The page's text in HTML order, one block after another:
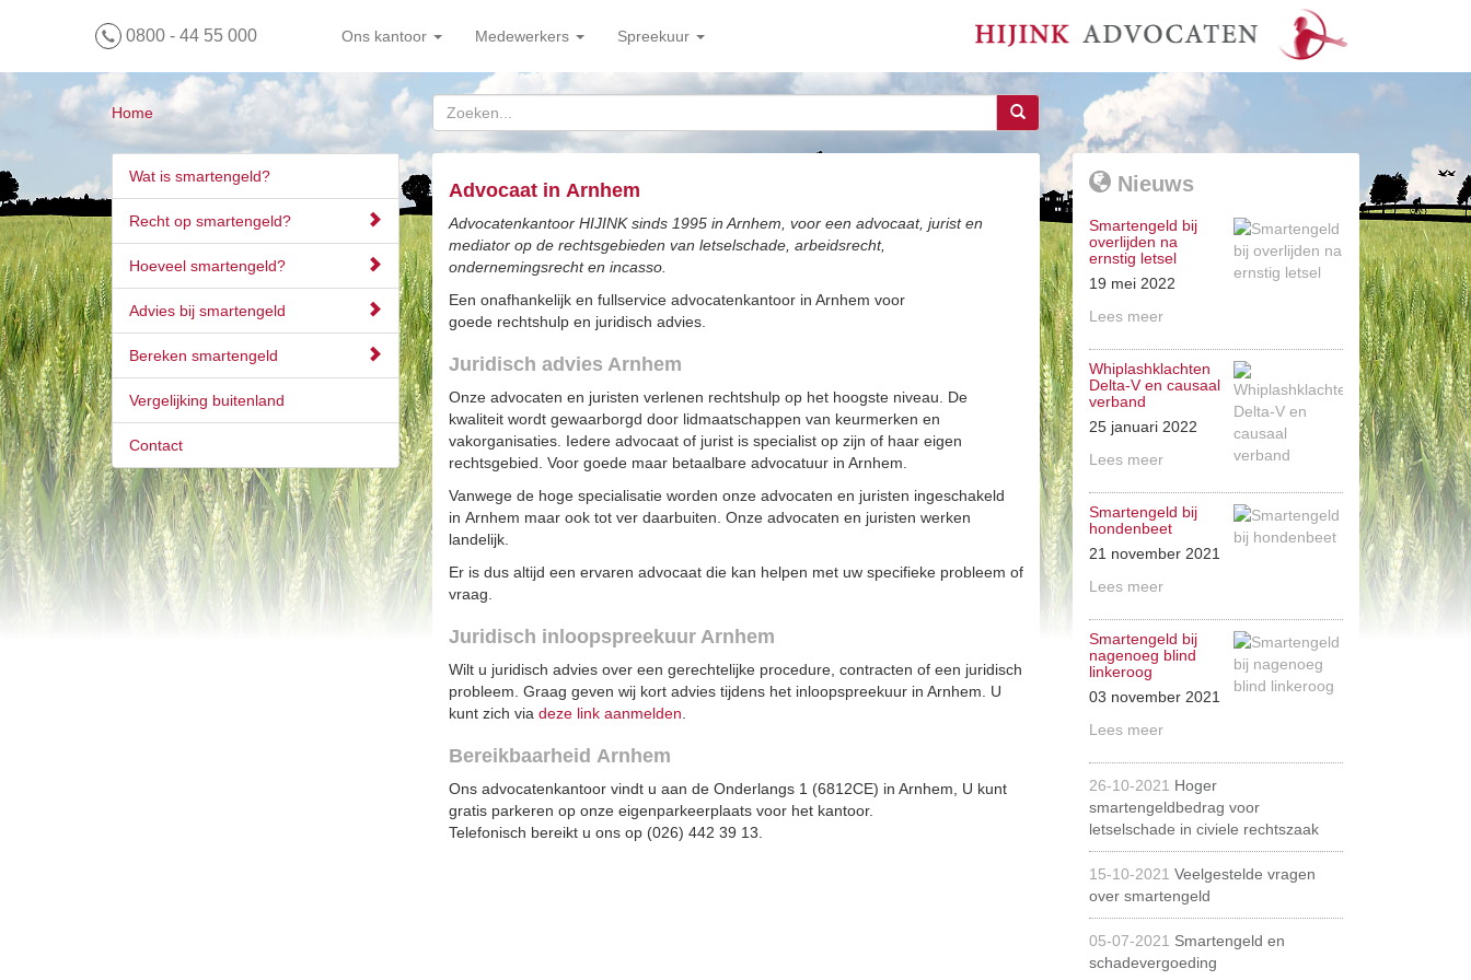
0800 - 44 55 000 Ons kantoor Medewerkers Spreekuur
Home
Wat is smartengeld?
Recht op smartengeld?
Hoeveel smartengeld?
Advies bij smartengeld
Bereken smartengeld
Vergelijking buitenland
Contact
Advocaat in Arnhem
Advocatenkantoor HIJINK sinds 1995 in Arnhem, voor een advocaat, jurist en
mediator op de rechtsgebieden van letselschade, arbeidsrecht,
ondernemingsrecht en incasso.
Een onafhankelijk en fullservice advocatenkantoor in Arnhem voor
goede rechtshulp en juridisch advies.
Juridisch advies Arnhem
Onze advocaten en juristen verlenen rechtshulp op het hoogste niveau. De
kwaliteit wordt gewaarborgd door lidmaatschappen van keurmerken en
vakorganisaties. Iedere advocaat of jurist is specialist op zijn of haar eigen
rechtsgebied. Voor goede maar betaalbare advocatuur in Arnhem.
Vanwege de hoge specialisatie worden onze advocaten en juristen ingeschakeld
in Arnhem maar ook tot ver daarbuiten. Onze advocaten en juristen werken
landelijk.
Er is dus altijd een ervaren advocaat die kan helpen met uw specifieke probleem of
vraag.
Juridisch inloopspreekuur Arnhem
Wilt u juridisch advies over een gerechtelijke procedure, contracten of een juridisch
probleem. Graag geven wij kort advies tijdens het inloopspreekuur in Arnhem. U
kunt zich via deze link aanmelden
Bereikbaarheid Arnhem
Ons advocatenkantoor vindt u aan de Onderlangs 1 (6812CE) in Arnhem, U kunt
gratis parkeren op onze eigenparkeerplaats voor het kantoor.
Telefonisch bereikt u ons op (026) 442 39 13.
Nieuws
Smartengeld bij
overlijden na
ernstig letsel
19 mei 2022
Lees meer
Whiplashklachten
Delta-V en causaal
verband
25 januari 2022
Lees meer
Smartengeld bij
hondenbeet
21 november 2021
Lees meer
Smartengeld bij
nagenoeg blind
linkeroog
03 november 2021
Lees meer
26-10-2021 Hoger
smartengeldbedrag voor
letselschade in civiele rechtszaak
15-10-2021 Veelgestelde vragen
over smartengeld
05-07-2021 Smartengeld en
schadevergoeding